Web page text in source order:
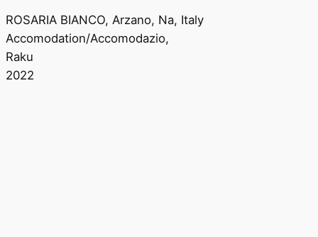
ROSARIA BIANCO, Arzano, Na, Italy
Accomodation/Accomodazio,
Raku
2022